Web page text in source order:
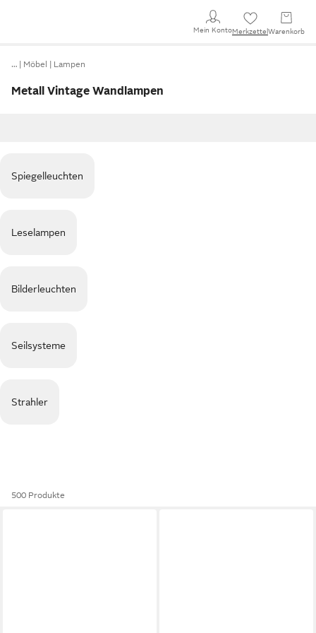
Mein KontoMerkzettel Warenkorb
… Möbel Lampen
Metall Vintage Wandlampen
Spiegelleuchten
Leselampen
Bilderleuchten
Seilsysteme
Strahler
500 Produkte